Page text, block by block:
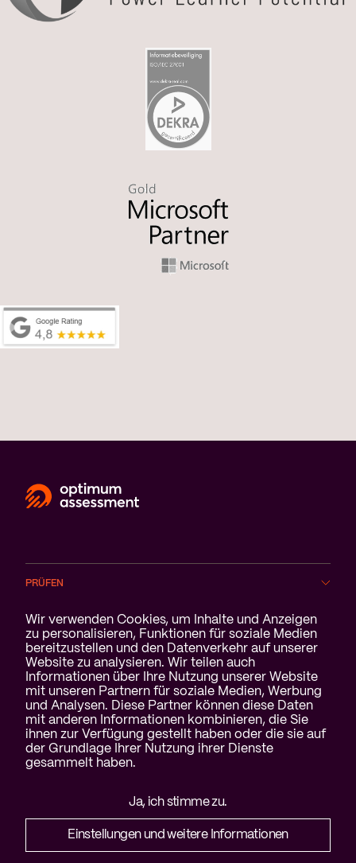
Cookie-Benachrichtigung
Wir verwenden Cookies, um Inhalte und Anzeigen
zu personalisieren, Funktionen für soziale Medien
bereitzustellen und den Datenverkehr auf unserer
Website zu analysieren. Wir teilen auch
Informationen über Ihre Nutzung unserer Website
mit unseren Partnern für soziale Medien, Werbung
und Analysen. Diese Partner können diese Daten
mit anderen Informationen kombinieren, die Sie
ihnen zur Verfügung gestellt haben oder die sie auf
der Grundlage Ihrer Nutzung ihrer Dienste
gesammelt haben.
Einstellungen und weitere Informationen
Ja, ich stimme zu.
PRÜFEN
BRANCHEN
SERVICE
ÜBER UNS
Haftungsausschluss &
Datenschutzerklärung